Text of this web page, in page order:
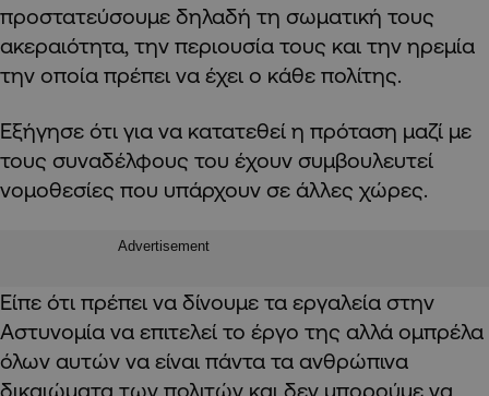
προστατεύσουμε δηλαδή τη σωματική τους
ακεραιότητα, την περιουσία τους και την ηρεμία
την οποία πρέπει να έχει ο κάθε πολίτης.
Εξήγησε ότι για να κατατεθεί η πρόταση μαζί με
τους συναδέλφους του έχουν συμβουλευτεί
νομοθεσίες που υπάρχουν σε άλλες χώρες.
Advertisement
Είπε ότι πρέπει να δίνουμε τα εργαλεία στην
Αστυνομία να επιτελεί το έργο της αλλά ομπρέλα
όλων αυτών να είναι πάντα τα ανθρώπινα
δικαιώματα των πολιτών και δεν μπορούμε να